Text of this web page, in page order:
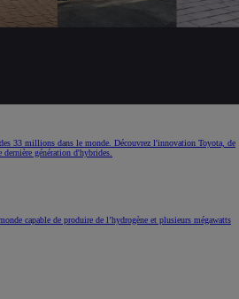
33 millions dans le monde. Découvrez l'innovation Toyota, de
génération d'hybrides.
capable de produire de l’hydrogène et plusieurs mégawatts